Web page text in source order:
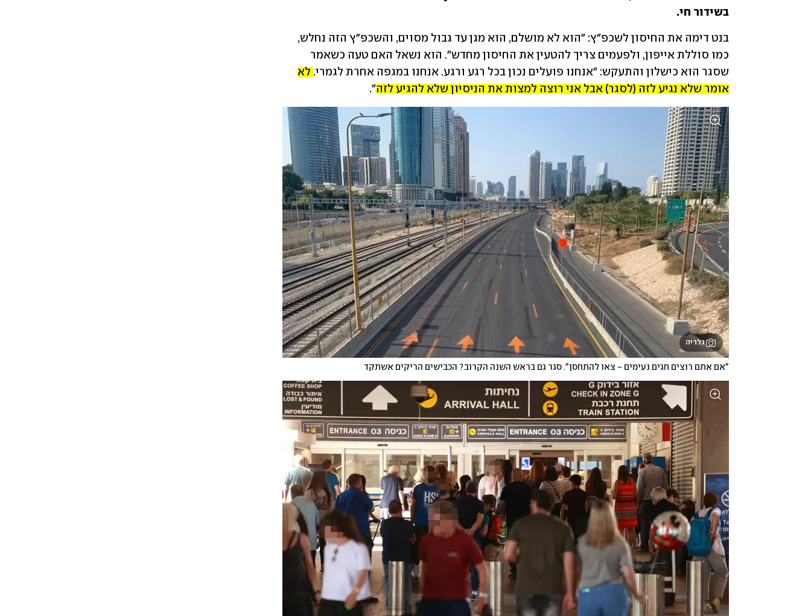
בשידור חי.
שסגר הוא כישלון והתעקש: "אנחנו פועלים נכון בכל רגע ורגע. אנחנו במגפה אחרת לגמרי.
אומר שלא נגיע לזה (לסגר) אבל אני רוצה למצות את הניסיון שלא להגיע לזה".
גלריה
"אם אתם רוצים חגים נעימים - צאו להתחסן". סגר גם בראש השנה הקרוב? הכבישים הריקים אשתקד